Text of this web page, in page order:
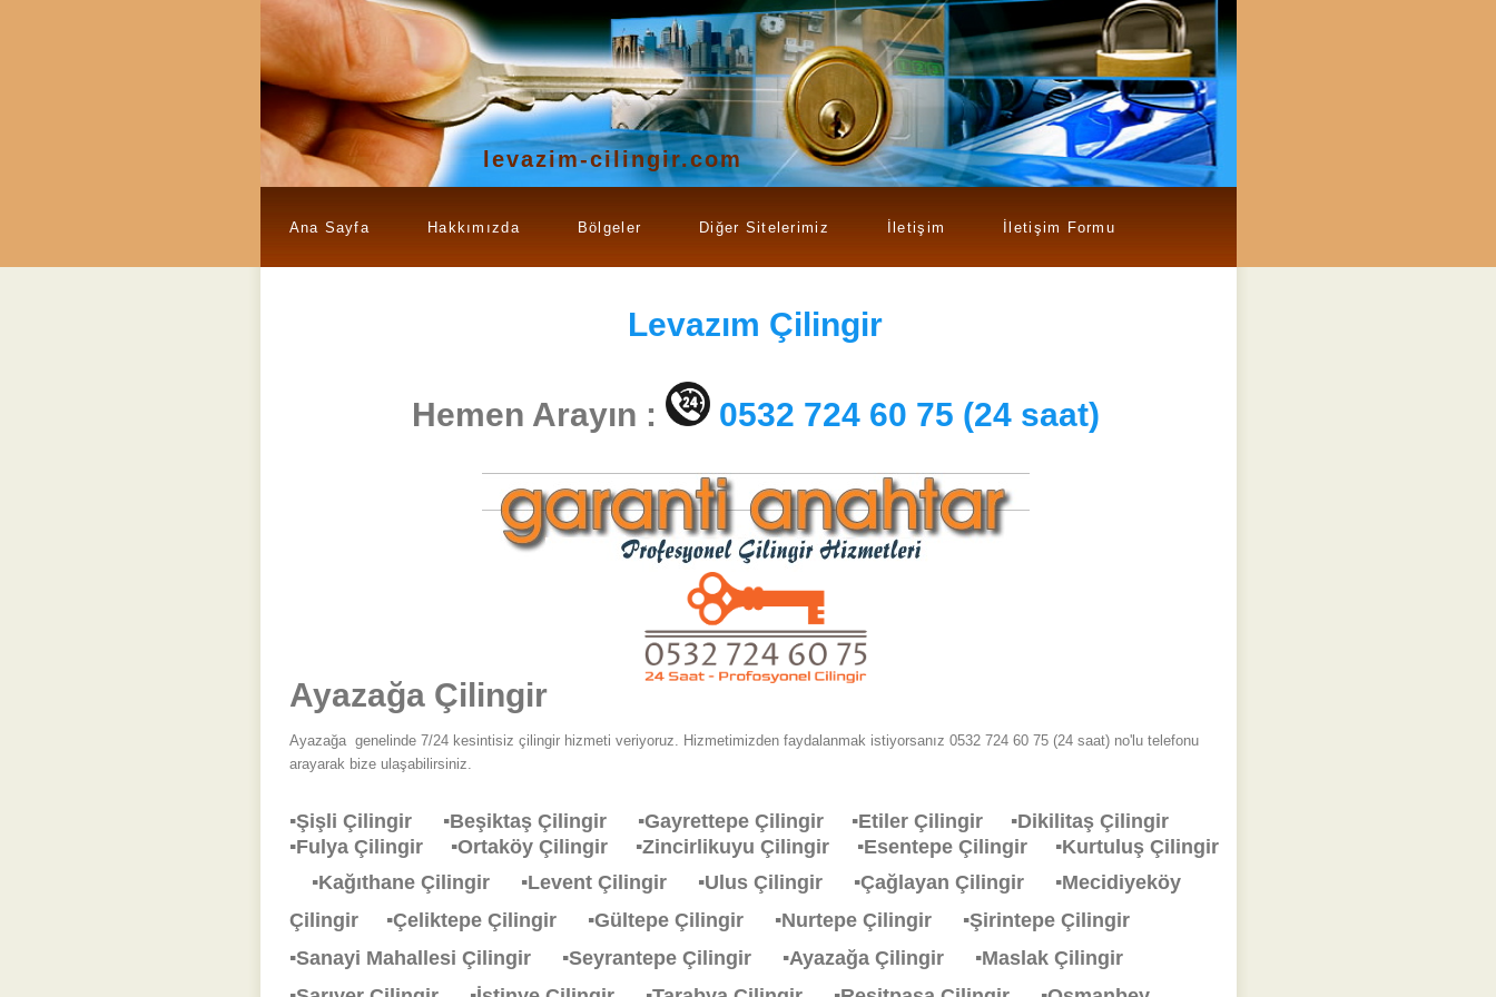
levazim-cilingir.com
Ana Sayfa Hakkımızda Bölgeler Diğer Sitelerimiz İletişim İletişim Formu
Levazım Çilingir
Hemen Arayın : 0532 724 60 75 (24 saat)
Ayazağa Çilingir
Ayazağa genelinde 7/24 kesintisiz çilingir hizmeti veriyoruz. Hizmetimizden faydalanmak istiyorsanız 0532 724 60 75 (24 saat) no'lu telefonu
arayarak bize ulaşabilirsiniz.
▪Şişli Çilingir ▪Beşiktaş Çilingir ▪Gayrettepe Çilingir ▪Etiler Çilingir ▪Dikilitaş Çilingir
▪Fulya Çilingir ▪Ortaköy Çilingir ▪Zincirlikuyu Çilingir ▪Esentepe Çilingir ▪Kurtuluş Çilingir
▪Kağıthane Çilingir
▪Levent Çilingir ▪Ulus Çilingir ▪Çağlayan Çilingir
▪Mecidiyeköy
Çilingir ▪Çeliktepe Çilingir ▪Gültepe Çilingir ▪Nurtepe Çilingir
▪Şirintepe Çilingir
▪Sanayi Mahallesi Çilingir
▪Seyrantepe Çilingir ▪Ayazağa Çilingir
▪Maslak Çilingir